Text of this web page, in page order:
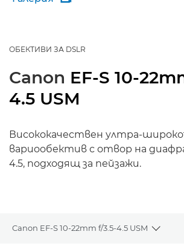
ОБЕКТИВИ ЗА DSLR
Canon EF-S 10-
4.5 USM
Висококачествен ултра-
вариообектив с отвор на
4.5, подходящ за пейзажи.
Canon EF-S 10-22mm f/3.5-4.5 USM